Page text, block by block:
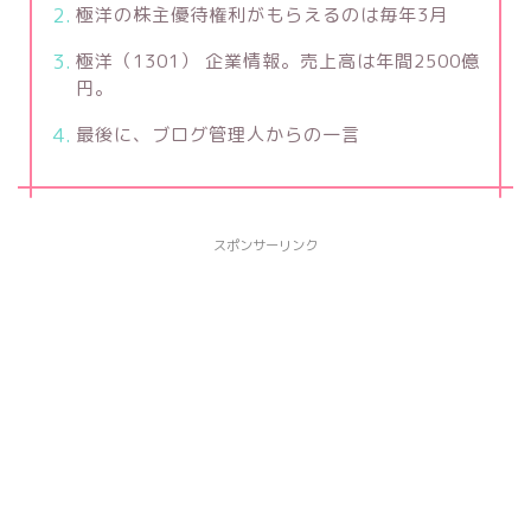
極洋の株主優待権利がもらえるのは毎年3月
極洋（1301） 企業情報。売上高は年間2500億
円。
最後に、ブログ管理人からの一言
スポンサーリンク